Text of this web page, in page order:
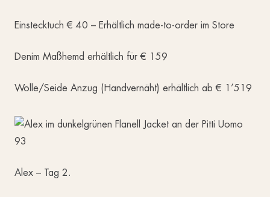
Einstecktuch € 40 – Erhältlich made-to-order im Store
Denim Maßhemd erhältlich für € 159
Wolle/Seide Anzug (Handvernäht) erhältlich ab € 1’519
Alex – Tag 2.